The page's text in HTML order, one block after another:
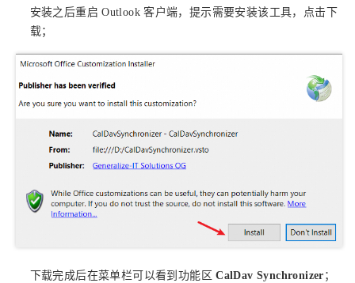
安装之后重启 Outlook 客户端，提示需要安装该工具，点击下
载；
下载完成后在菜单栏可以看到功能区 CalDav Synchronizer ；